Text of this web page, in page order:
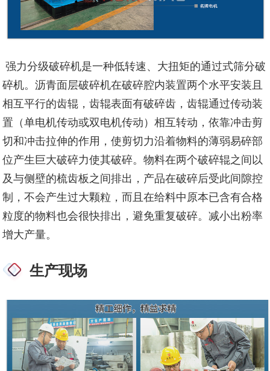
强力分级破碎机是一种低转速、大扭矩的通过式筛分破
碎机。沥青面层破碎机在破碎腔内装置两个水平安装且
相互平行的齿辊，齿辊表面有破碎齿，齿辊通过传动装
置（单电机传动或双电机传动）相互转动，依靠冲击剪
切和冲击拉伸的作用，使剪切力沿着物料的薄弱易碎部
位产生巨大破碎力使其破碎。物料在两个破碎辊之间以
及与侧壁的梳齿板之间排出，产品在破碎后受此间隙控
制，不会产生过大颗粒，而且在给料中原本已含有合格
粒度的物料也会很快排出，避免重复破碎。减小出粉率
增大产量。
生产现场